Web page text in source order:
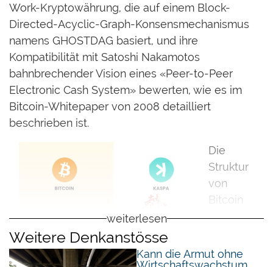
Work-Kryptowährung, die auf einem Block-
Directed-Acyclic-Graph-Konsensmechanismus
namens GHOSTDAG basiert, und ihre
Kompatibilität mit Satoshi Nakamotos
bahnbrechender Vision eines «Peer-to-Peer
Electronic Cash System» bewerten, wie es im
Bitcoin-Whitepaper von 2008 detailliert
beschrieben ist.
Die
Struktur
von
Bitcoin
legte
Wert auf
weiterlesen
Weitere Denkanstösse
Kann die Armut ohne